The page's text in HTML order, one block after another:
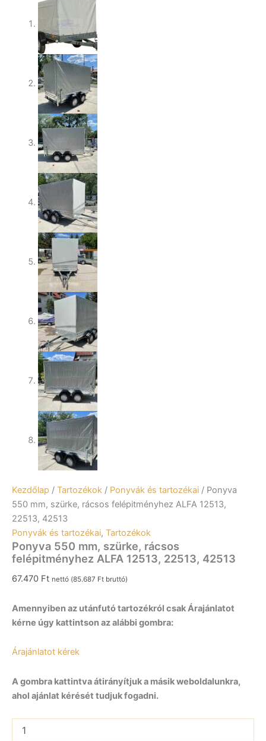
Kezdőlap / Tartozékok / Ponyvák és tartozékai / Ponyva
550 mm, szürke, rácsos felépitményhez ALFA 12513,
22513, 42513
Ponyvák és tartozékai, Tartozékok
Ponyva 550 mm, szürke, rácsos
felépitményhez ALFA 12513, 22513, 42513
67.470 Ft nettó (85.687 Ft bruttó)
Amennyiben az utánfutó tartozékról csak Árajánlatot
kérne úgy kattintson az alábbi gombra:
Árajánlatot kérek
A gombra kattintva átirányítjuk a másik weboldalunkra,
ahol ajánlat kérését tudjuk fogadni.
550